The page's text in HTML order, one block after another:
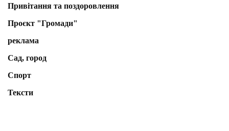
Привітання та поздоровлення
Проєкт "Громади"
реклама
Сад, город
Спорт
Тексти